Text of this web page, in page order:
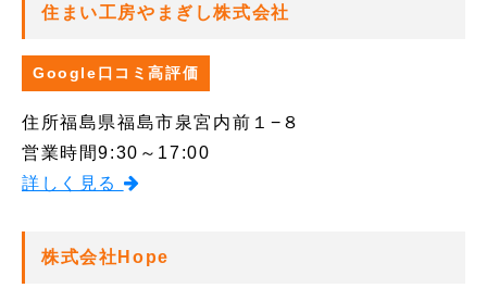
住まい工房やまぎし株式会社
Google口コミ高評価
住所福島県福島市泉宮内前１−８
営業時間9:30～17:00
詳しく見る
株式会社Hope